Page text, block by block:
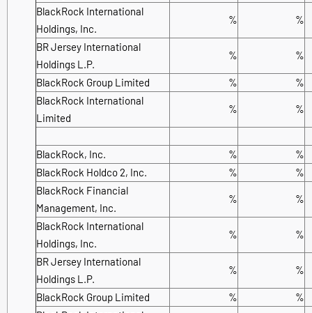
BlackRock International
Holdings, Inc.
% %
BR Jersey International
Holdings L.P.
% %
BlackRock Group Limited %
%
BlackRock International
Limited
% %
BlackRock, Inc. %
%
BlackRock Holdco 2, Inc.
%
%
BlackRock Financial
Management, Inc.
% %
BlackRock International
Holdings, Inc.
% %
BR Jersey International
Holdings L.P.
% %
BlackRock Group Limited %
%